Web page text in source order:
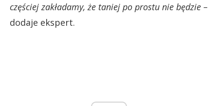
częściej zakładamy, że taniej po prostu nie będzie –
dodaje ekspert.